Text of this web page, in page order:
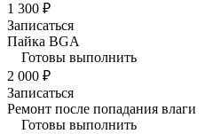
1 300 ₽
Записаться
Пайка BGA
Готовы выполнить
2 000 ₽
Записаться
Ремонт после попадания влаги
Готовы выполнить